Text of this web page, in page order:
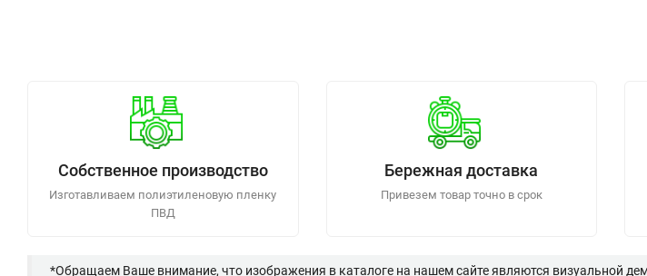
Собственное производство
Изготавливаем полиэтиленовую пленку
ПВД
Бережная доставка
Привезем товар точно в срок
*Обращаем Ваше внимание, что изображения в каталоге на нашем сайте являются визуальной